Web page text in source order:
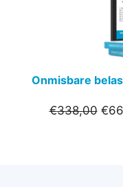
Onmisbare
€338,00 €